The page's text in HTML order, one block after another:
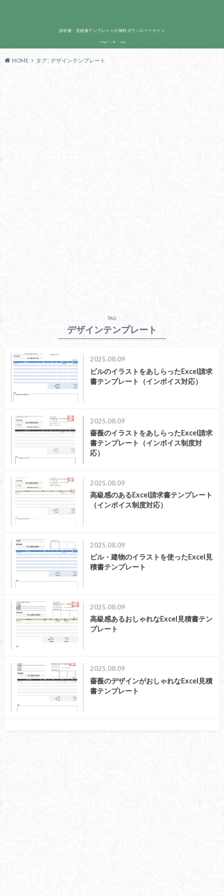
請求書・見積書テンプレートの無料ダウンロードサイト
HOME タグ : デザインテンプレート
TAG
デザインテンプレート
2025.08.09
ビルのイラストをあしらったExcel請求
書テンプレート（インボイス対応）
2025.08.09
薔薇のイラストをあしらったExcel請求
書テンプレート（インボイス制度対
応）
2025.08.09
高級感のあるExcel請求書テンプレート
（インボイス制度対応）
2025.08.09
ビル・建物のイラストを使ったExcel見
積書テンプレート
2025.08.09
高級感あるおしゃれなExcel見積書テン
プレート
2025.08.09
薔薇のデザインがおしゃれなExcel見積
書テンプレート